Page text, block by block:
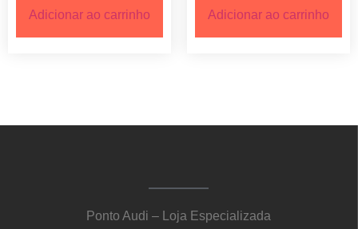
Adicionar ao carrinho Adicionar ao carrinho
Ponto Audi – Loja Especializada